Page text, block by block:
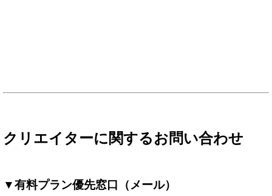
クリエイターに関するお問い合わせ
▼有料プラン優先窓口（メール）